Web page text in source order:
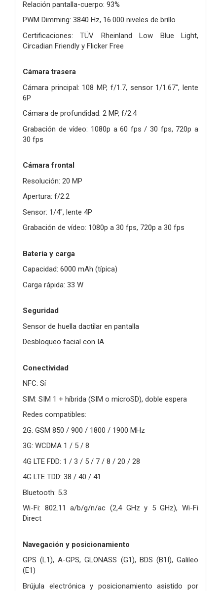
Relación pantalla-cuerpo: 93%
PWM Dimming: 3840 Hz, 16.000 niveles de brillo
Certificaciones: TÜV Rheinland Low Blue Light,
Circadian Friendly y Flicker Free
Cámara trasera
Cámara principal: 108 MP, f/1.7, sensor 1/1.67", lente
6P
Cámara de profundidad: 2 MP, f/2.4
Grabación de vídeo: 1080p a 60 fps / 30 fps, 720p a
30 fps
Cámara frontal
Resolución: 20 MP
Apertura: f/2.2
Sensor: 1/4", lente 4P
Grabación de vídeo: 1080p a 30 fps, 720p a 30 fps
Batería y carga
Capacidad: 6000 mAh (típica)
Carga rápida: 33 W
Seguridad
Sensor de huella dactilar en pantalla
Desbloqueo facial con IA
Conectividad
NFC: Sí
SIM: SIM 1 + híbrida (SIM o microSD), doble espera
Redes compatibles:
2G: GSM 850 / 900 / 1800 / 1900 MHz
3G: WCDMA 1 / 5 / 8
4G LTE FDD: 1 / 3 / 5 / 7 / 8 / 20 / 28
4G LTE TDD: 38 / 40 / 41
Bluetooth: 5.3
Wi-Fi: 802.11 a/b/g/n/ac (2,4 GHz y 5 GHz), Wi-Fi
Direct
Navegación y posicionamiento
GPS (L1), A-GPS, GLONASS (G1), BDS (B1I), Galileo
(E1)
Brújula electrónica y posicionamiento asistido por